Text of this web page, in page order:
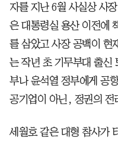
자를 지난 6월 사실상 사
은 대통령실 용산 이전에
를 삼았고 사장 공백이 현
는 작년 초 기무부대 출신
부나 윤석열 정부에게 공
공기업이 아닌, 정권의 전
세월호 같은 대형 참사가